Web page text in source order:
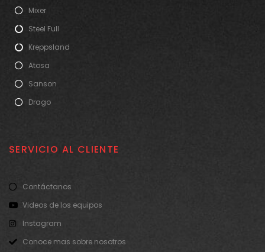
Mixer
Steel Full
Kreppsland
Atosa
Sanson
Drago
SERVICIO AL CLIENTE
Contáctanos
Videos de los equipos
Instagram
Conoce mas sobre nosotros